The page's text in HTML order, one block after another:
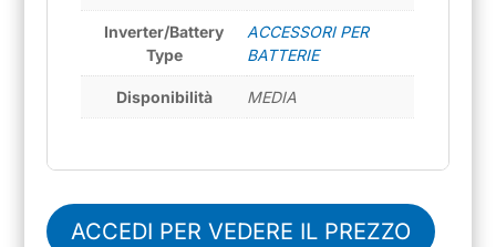
Inverter/Battery
Type
ACCESSORI PER
BATTERIE
Disponibilità MEDIA
ACCEDI PER VEDERE IL PREZZO